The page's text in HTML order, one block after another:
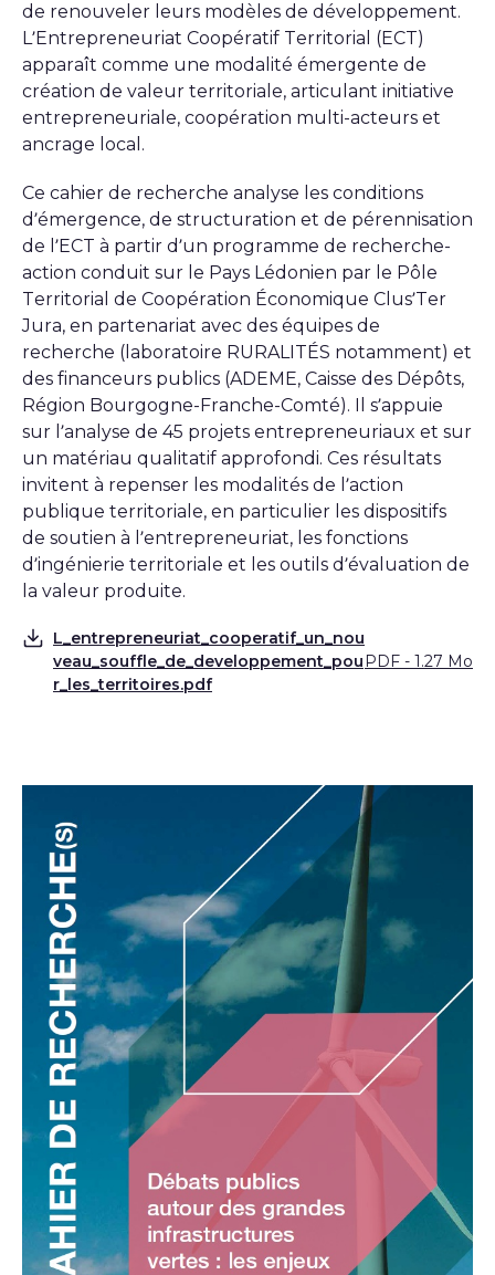
de renouveler leurs modèles de développement.
L’Entrepreneuriat Coopératif Territorial (ECT)
apparaît comme une modalité émergente de
création de valeur territoriale, articulant initiative
entrepreneuriale, coopération multi-acteurs et
ancrage local.
Ce cahier de recherche analyse les conditions
d’émergence, de structuration et de pérennisation
de l’ECT à partir d’un programme de recherche-
action conduit sur le Pays Lédonien par le Pôle
Territorial de Coopération Économique Clus’Ter
Jura, en partenariat avec des équipes de
recherche (laboratoire RURALITÉS notamment) et
des financeurs publics (ADEME, Caisse des Dépôts,
Région Bourgogne-Franche-Comté). Il s’appuie
sur l’analyse de 45 projets entrepreneuriaux et sur
un matériau qualitatif approfondi. Ces résultats
invitent à repenser les modalités de l’action
publique territoriale, en particulier les dispositifs
de soutien à l’entrepreneuriat, les fonctions
d’ingénierie territoriale et les outils d’évaluation de
la valeur produite.
Télécharger
L_entrepreneuriat_cooperatif_un_nou
veau_souffle_de_developpement_pou
r_les_territoires.pdf
PDF - 1.27 Mo